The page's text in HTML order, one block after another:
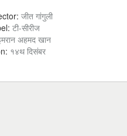
जीत गांगुली
टी-सीरीज
अहमद खान
१४थ दिसंबर